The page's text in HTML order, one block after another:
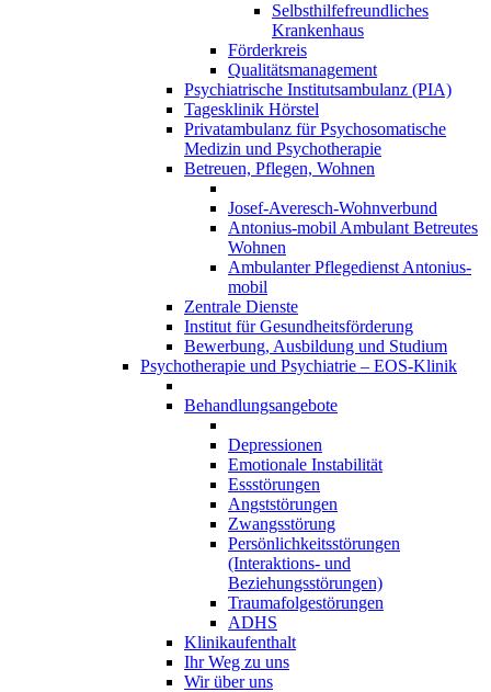
Selbsthilfefreundliches
Krankenhaus
Förderkreis
Qualitätsmanagement
Psychiatrische Institutsambulanz (PIA)
Tagesklinik Hörstel
Privatambulanz für Psychosomatische
Medizin und Psychotherapie
Betreuen, Pflegen, Wohnen
Josef-Averesch-Wohnverbund
Antonius-mobil Ambulant Betreutes
Wohnen
Ambulanter Pflegedienst Antonius-
mobil
Zentrale Dienste
Institut für Gesundheitsförderung
Bewerbung, Ausbildung und Studium
Psychotherapie und Psychiatrie – EOS-Klinik
Behandlungsangebote
Depressionen
Emotionale Instabilität
Essstörungen
Angststörungen
Zwangsstörung
Persönlichkeitsstörungen
(Interaktions- und
Beziehungsstörungen)
Traumafolgestörungen
ADHS
Klinikaufenthalt
Ihr Weg zu uns
Wir über uns